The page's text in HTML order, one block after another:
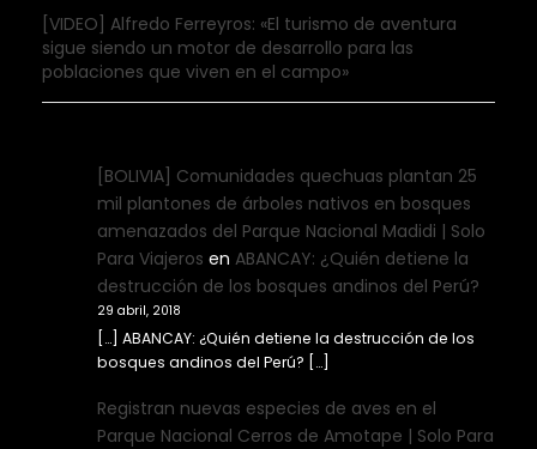
[VIDEO] Alfredo Ferreyros: «El turismo de aventura
sigue siendo un motor de desarrollo para las
poblaciones que viven en el campo»
[BOLIVIA] Comunidades quechuas plantan 25
mil plantones de árboles nativos en bosques
amenazados del Parque Nacional Madidi | Solo
Para Viajeros en ABANCAY: ¿Quién detiene la
destrucción de los bosques andinos del Perú?
29 abril, 2018
[…] ABANCAY: ¿Quién detiene la destrucción de los
bosques andinos del Perú? […]
Registran nuevas especies de aves en el
Parque Nacional Cerros de Amotape | Solo Para